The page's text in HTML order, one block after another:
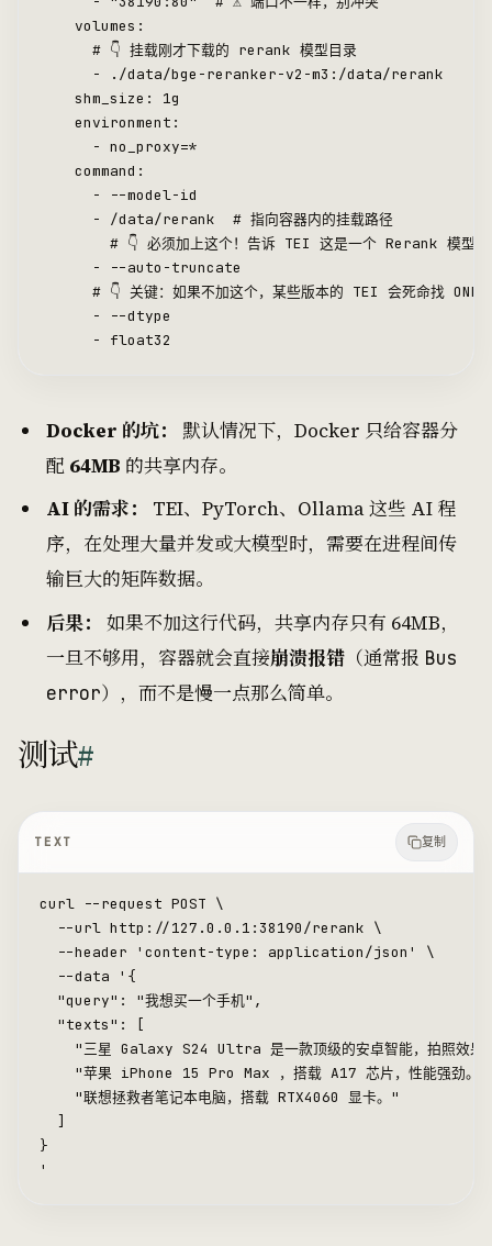
    volumes:
      # 👇 挂载刚才下载的 rerank 模型目录
      - ./data/bge-reranker-v2-m3:/data/rerank
    shm_size: 1g
    environment:
      - no_proxy=*
    command:
      - --model-id
      - /data/rerank  # 指向容器内的挂载路径
# 👇 必须加上这个！告诉 TEI 这是一个 Rerank 模型
      - --auto-truncate
      # 👇 关键：如果不加这个，某些版本的 TEI 会死命找 ONNX
      - --dtype
      - float32
Docker 的坑：
默认情况下，Docker 只给容器分
配 64MB 的共享内存。
AI 的需求：
TEI、PyTorch、Ollama 这些 AI 程
序，在处理大量并发或大模型时，需要在进程间传
输巨大的矩阵数据。
后果：
如果不加这行代码，共享内存只有 64MB，
一旦不够用，容器就会直接崩溃报错 （通常报 Bus
error），而不是慢一点那么简单。
测试#
TEXT 复制
curl --request POST \
  --url http://127.0.0.1:38190/rerank \
  --header 'content-type: application/json' \
  --data '{
  "query": "我想买一个手机",
  "texts": [
"三星 Galaxy S24 Ultra 是一款顶级的安卓智能，拍照效果
"苹果 iPhone 15 Pro Max ，搭载 A17 芯片，性能强劲。
    "联想拯救者笔记本电脑，搭载 RTX4060 显卡。"
  ]
}
'